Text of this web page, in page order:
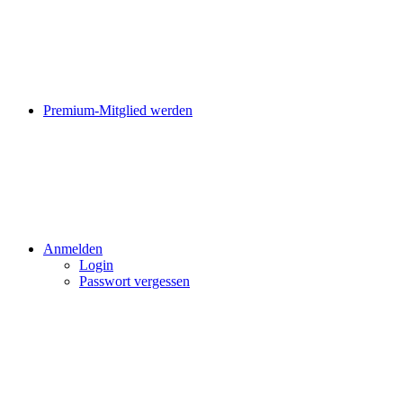
Premium-Mitglied werden
Anmelden
Login
Passwort vergessen